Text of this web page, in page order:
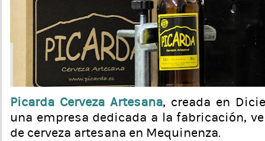
Picarda Cerveza Artesana, creada en
una empresa dedicada a la fabricación,
de cerveza artesana en Mequinenza.